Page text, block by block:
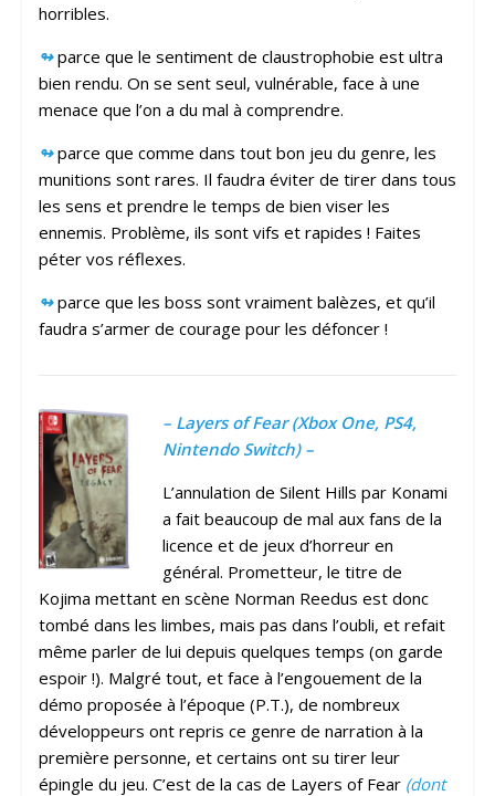
horribles.
↬parce que le sentiment de claustrophobie est ultra
bien rendu. On se sent seul, vulnérable, face à une
menace que l’on a du mal à comprendre.
↬parce que comme dans tout bon jeu du genre, les
munitions sont rares. Il faudra éviter de tirer dans tous
les sens et prendre le temps de bien viser les
ennemis. Problème, ils sont vifs et rapides ! Faites
péter vos réflexes.
↬ parce que les boss sont vraiment balèzes, et qu’il
faudra s’armer de courage pour les défoncer !
– Layers of Fear (Xbox One, PS4,
Nintendo Switch) –
L’annulation de Silent Hills par Konami
a fait beaucoup de mal aux fans de la
licence et de jeux d’horreur en
général. Prometteur, le titre de
Kojima mettant en scène Norman Reedus est donc
tombé dans les limbes, mais pas dans l’oubli, et refait
même parler de lui depuis quelques temps (on garde
espoir !). Malgré tout, et face à l’engouement de la
démo proposée à l’époque (P.T.), de nombreux
développeurs ont repris ce genre de narration à la
première personne, et certains ont su tirer leur
épingle du jeu. C’est de la cas de Layers of Fear (dont